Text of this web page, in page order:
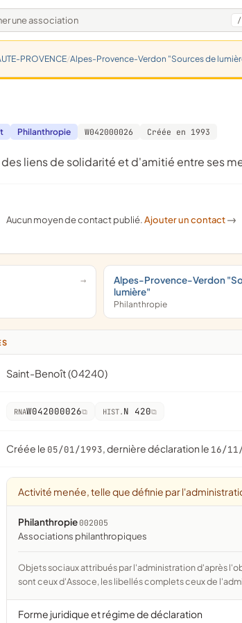
une association /
PROVENCE Alpes-Provence-Verdon "Sources de
Philanthropie W042000026 Créée en 1993
des liens de solidarité et d'amitié entre ses
Aucun moyen de contact publié.Ajouter un contact ->
Alpes-Provence-Verdon
lumière"
Philanthropie
Saint-Benoît (04240)
RNAW042000026 HIST. N 420
Créée le 05/01/1993, dernière déclaration le 16/
Activité menée, telle que définie par
Philanthropie 002005
associations philanthropiques
Objets sociaux attribués par l'administration d'après l'objet déclaré ; activité NAF attribuée par l'INSEE. Les noms courts
sont ceux d'Assoce, les libellés complets ceux de
Forme juridique et régime de déclaration